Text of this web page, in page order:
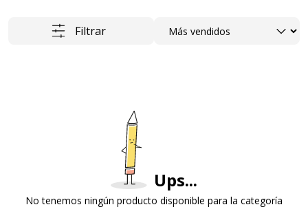
Filtrar Ordenar
Ups...
No tenemos ningún producto disponible para la categoría